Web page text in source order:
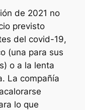
de 2021 no
previsto
del covid-19,
(una para sus
o a la lenta
La compañía
lo que